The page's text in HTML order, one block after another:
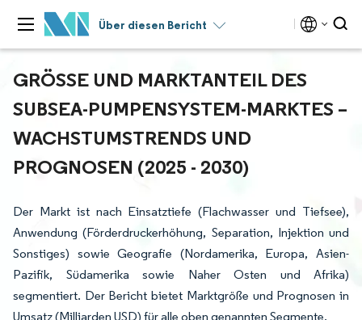
Über diesen Bericht
GRÖSSE UND MARKTANTEIL DES S
UBSEA-PUMPENSYSTEM-MARKTES – W
ACHSTUMSTRENDS UND P
ROGNOSEN (2025 - 2030)
Der Markt ist nach Einsatztiefe (Flachwasser und Tiefsee),
Anwendung (Förderdruckerhöhung, Separation, Injektion und
Sonstiges) sowie Geografie (Nordamerika, Europa, Asien-
Pazifik, Südamerika sowie Naher Osten und Afrika)
segmentiert. Der Bericht bietet Marktgröße und Prognosen in
Umsatz (Milliarden USD) für alle oben genannten Segmente.